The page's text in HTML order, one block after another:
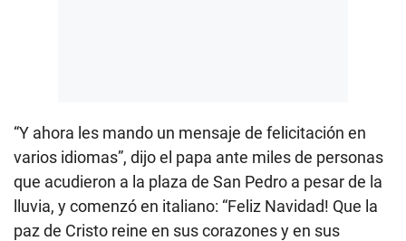
“Y ahora les mando un mensaje de felicitación en
varios idiomas”, dijo el papa ante miles de personas
que acudieron a la plaza de San Pedro a pesar de la
lluvia, y comenzó en italiano: “Feliz Navidad! Que la
paz de Cristo reine en sus corazones y en sus